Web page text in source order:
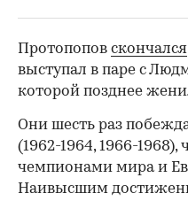
Протопопов скончался
выступал в паре с
которой позднее
Они шесть раз
(1962-1964, 1966-
чемпионами мира и
Наивысшим